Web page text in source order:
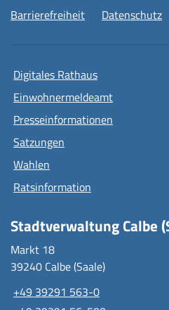
Barrierefreiheit Datenschutz
Digitales Rathaus
Einwohnermeldeamt
Presseinformationen
Satzungen
Wahlen
Ratsinformation
Stadtverwaltung Calbe
Markt 18
39240 Calbe (Saale)
+49 39291 563-0